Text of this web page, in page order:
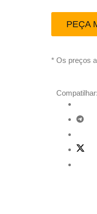
PEÇA
* Os preços
Compatilhar: